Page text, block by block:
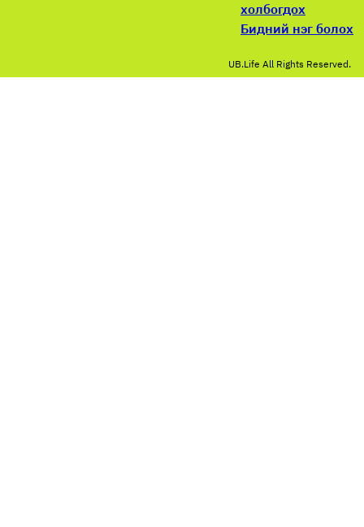
холбогдох
Бидний нэг болох
UB.Life All Rights Reserved.